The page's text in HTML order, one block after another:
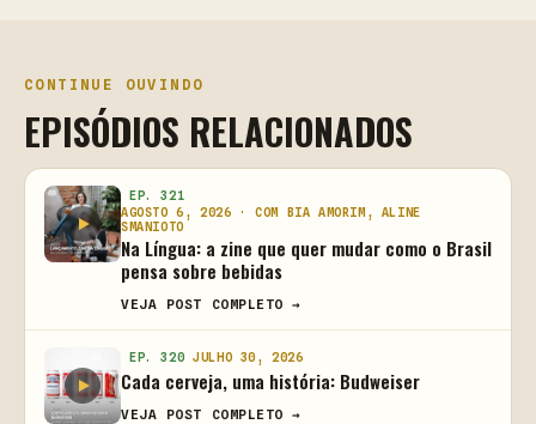
CONTINUE OUVINDO
EPISÓDIOS RELACIONADOS
EP. 321
AGOSTO 6, 2026 · COM BIA AMORIM, ALINE
SMANIOTO
Na Língua: a zine que quer mudar como o Brasil
pensa sobre bebidas
VEJA POST COMPLETO →
EP. 320 JULHO 30, 2026
Cada cerveja, uma história: Budweiser
VEJA POST COMPLETO →